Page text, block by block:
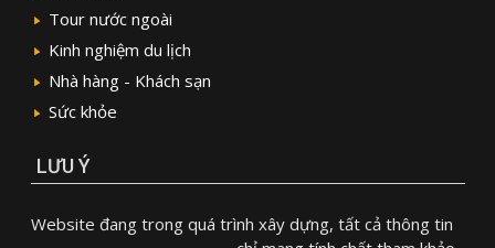
Tour nước ngoài
Kinh nghiệm du lịch
Nhà hàng - Khách sạn
Sức khỏe
LƯU Ý
Website đang trong quá trình xây dựng, tất cả thông tin